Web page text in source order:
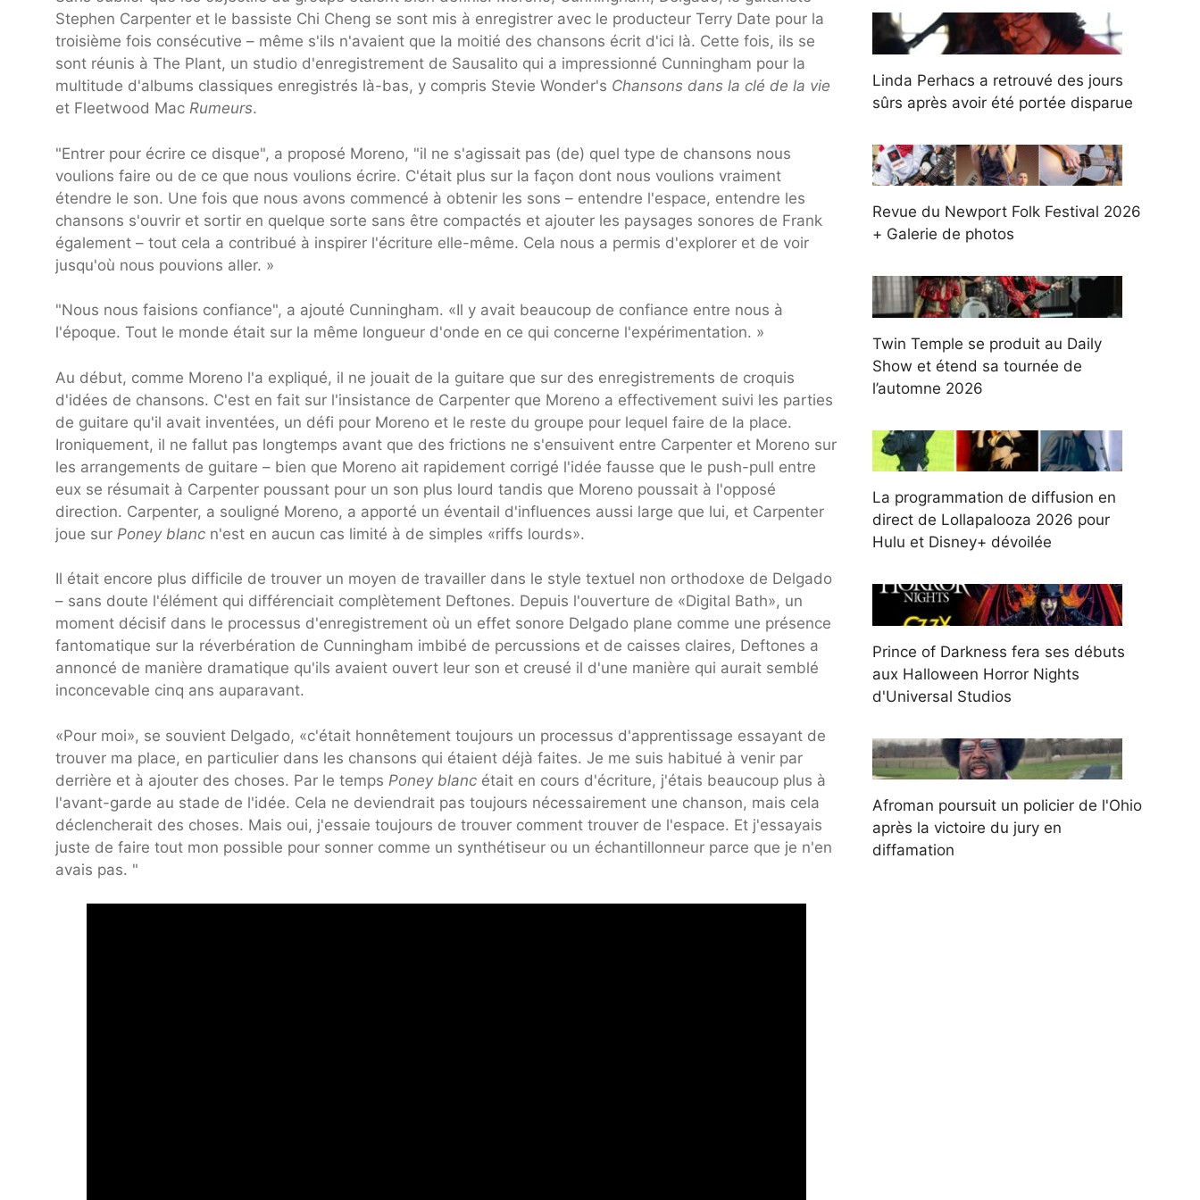
Stephen Carpenter et le bassiste Chi Cheng se sont mis à enregistrer avec le producteur Terry Date pour la
troisième fois consécutive – même s'ils n'avaient que la moitié des chansons écrit d'ici là. Cette fois, ils se
sont réunis à The Plant, un studio d'enregistrement de Sausalito qui a impressionné Cunningham pour la
multitude d'albums classiques enregistrés là-bas, y compris Stevie Wonder's Chansons dans la clé de la vie
et Fleetwood Mac Rumeurs.
"Entrer pour écrire ce disque", a proposé Moreno, "il ne s'agissait pas (de) quel type de chansons nous
voulions faire ou de ce que nous voulions écrire. C'était plus sur la façon dont nous voulions vraiment
étendre le son. Une fois que nous avons commencé à obtenir les sons – entendre l'espace, entendre les
chansons s'ouvrir et sortir en quelque sorte sans être compactés et ajouter les paysages sonores de Frank
également – tout cela a contribué à inspirer l'écriture elle-même. Cela nous a permis d'explorer et de voir
jusqu'où nous pouvions aller. »
"Nous nous faisions confiance", a ajouté Cunningham. «Il y avait beaucoup de confiance entre nous à
l'époque. Tout le monde était sur la même longueur d'onde en ce qui concerne l'expérimentation. »
Au début, comme Moreno l'a expliqué, il ne jouait de la guitare que sur des enregistrements de croquis
d'idées de chansons. C'est en fait sur l'insistance de Carpenter que Moreno a effectivement suivi les parties
de guitare qu'il avait inventées, un défi pour Moreno et le reste du groupe pour lequel faire de la place.
Ironiquement, il ne fallut pas longtemps avant que des frictions ne s'ensuivent entre Carpenter et Moreno sur
les arrangements de guitare – bien que Moreno ait rapidement corrigé l'idée fausse que le push-pull entre
eux se résumait à Carpenter poussant pour un son plus lourd tandis que Moreno poussait à l'opposé
direction. Carpenter, a souligné Moreno, a apporté un éventail d'influences aussi large que lui, et Carpenter
joue sur Poney blanc n'est en aucun cas limité à de simples «riffs lourds».
Il était encore plus difficile de trouver un moyen de travailler dans le style textuel non orthodoxe de Delgado
– sans doute l'élément qui différenciait complètement Deftones. Depuis l'ouverture de «Digital Bath», un
moment décisif dans le processus d'enregistrement où un effet sonore Delgado plane comme une présence
fantomatique sur la réverbération de Cunningham imbibé de percussions et de caisses claires, Deftones a
annoncé de manière dramatique qu'ils avaient ouvert leur son et creusé il d'une manière qui aurait semblé
inconcevable cinq ans auparavant.
«Pour moi», se souvient Delgado, «c'était honnêtement toujours un processus d'apprentissage essayant de
trouver ma place, en particulier dans les chansons qui étaient déjà faites. Je me suis habitué à venir par
derrière et à ajouter des choses. Par le temps Poney blanc était en cours d'écriture, j'étais beaucoup plus à
l'avant-garde au stade de l'idée. Cela ne deviendrait pas toujours nécessairement une chanson, mais cela
déclencherait des choses. Mais oui, j'essaie toujours de trouver comment trouver de l'espace. Et j'essayais
juste de faire tout mon possible pour sonner comme un synthétiseur ou un échantillonneur parce que je n'en
avais pas. "
Linda Perhacs a retrouvé des jours
sûrs après avoir été portée disparue
Revue du Newport Folk Festival 2026
+ Galerie de photos
Twin Temple se produit au Daily
Show et étend sa tournée de
l’automne 2026
La programmation de diffusion en
direct de Lollapalooza 2026 pour
Hulu et Disney+ dévoilée
Prince of Darkness fera ses débuts
aux Halloween Horror Nights
d'Universal Studios
Afroman poursuit un policier de l'Ohio
après la victoire du jury en
diffamation